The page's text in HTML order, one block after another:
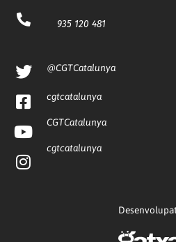
935 120 481
@CGTCatalunya
cgtcatalunya
CGTCatalunya
cgtcatalunya